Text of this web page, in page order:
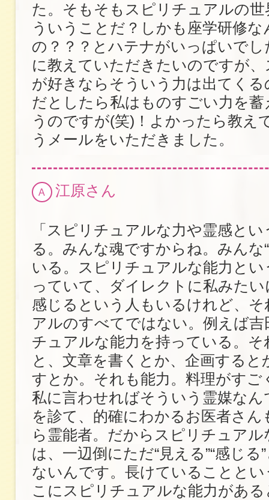
た。そもそもスピリチュアルの
ういうことだ？しかも座学研修な
の？？？とハテナがいっぱいでし
に教えていただきたいのですが
が好きならそういう力は出てく
だとしたら私はものすごい力を
うのですが(笑)！よかったら教え
うメールをいただきました。
A 江原さん
「スピリチュアルな力や霊感と
る。みんな魂ですからね。みんな
いる。スピリチュアルな能力と
っていて、ダイレクトに私みた
感じるという人もいるけれど、
アルのすべてではない。例えば
チュアルな能力を持っている。
と、文章を書くとか、企画すると
すとか。それも能力。料理がすご
私に言わせればそういう霊媒なん
を診て、的確にわかるお医者さん
ら霊能者。だからスピリチュア
は、一辺倒にただ“見える”“感じ
ないんです。長けていることと
こにスピリチュアルな能力があ